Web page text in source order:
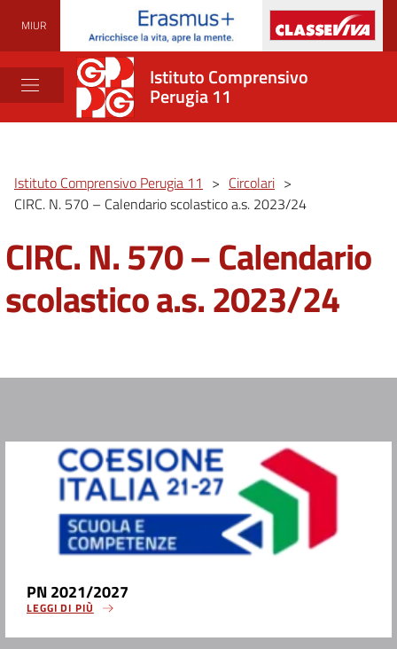
MIUR
Istituto Comprensivo
Perugia 11
Istituto Comprensivo Perugia 11 > Circolari >
CIRC. N. 570 – Calendario scolastico a.s. 2023/24
CIRC. N. 570 – Calendario
scolastico a.s. 2023/24
PN 2021/2027
LEGGI DI PIÙ